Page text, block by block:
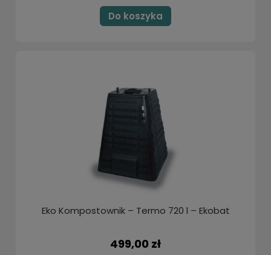
Do koszyka
Eko Kompostownik – Termo 720 l – Ekobat
499,00 zł